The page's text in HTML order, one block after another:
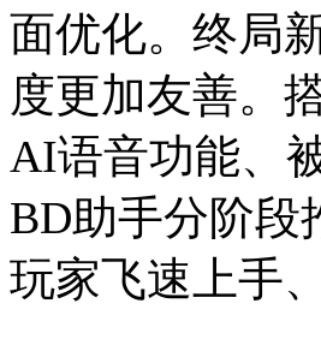
面优化。终局
度更加友善。
AI语音功能、
BD助手分阶段
玩家飞速上手